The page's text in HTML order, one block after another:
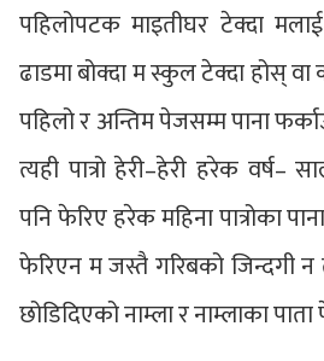
पहिलोपटक माइतीघर टेक्दा
ढाडमा बोक्दा म स्कुल टेक्दा होस्
पहिलो र अन्तिम पेजसम्म पाना
त्यही पात्रो हेरी–हेरी हरेक वर्ष–
पनि फेरिए हरेक महिना पात्रोका
फेरिएन म जस्तै गरिबको जिन्दगी
छोडिदिएको नाम्ला र नाम्लाका पाता